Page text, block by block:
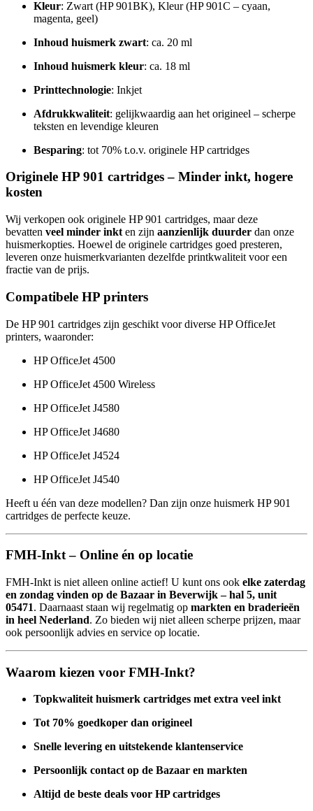
Kleur: Zwart (HP 901BK), Kleur (HP 901C – cyaan,
magenta, geel)
Inhoud huismerk zwart: ca. 20 ml
Inhoud huismerk kleur: ca. 18 ml
Printtechnologie: Inkjet
Afdrukkwaliteit: gelijkwaardig aan het origineel – scherpe
teksten en levendige kleuren
Besparing: tot 70% t.o.v. originele HP cartridges
Originele HP 901 cartridges – Minder inkt, hogere
kosten
Wij verkopen ook originele HP 901 cartridges, maar deze
bevatten veel minder inkt en zijn aanzienlijk duurder dan onze
huismerkopties. Hoewel de originele cartridges goed presteren,
leveren onze huismerkvarianten dezelfde printkwaliteit voor een
fractie van de prijs.
Compatibele HP printers
De HP 901 cartridges zijn geschikt voor diverse HP OfficeJet
printers, waaronder:
HP OfficeJet 4500
HP OfficeJet 4500 Wireless
HP OfficeJet J4580
HP OfficeJet J4680
HP OfficeJet J4524
HP OfficeJet J4540
Heeft u één van deze modellen? Dan zijn onze huismerk HP 901
cartridges de perfecte keuze.
FMH-Inkt – Online én op locatie
FMH-Inkt is niet alleen online actief! U kunt ons ook elke zaterdag
en zondag vinden op de Bazaar in Beverwijk – hal 5, unit
05471. Daarnaast staan wij regelmatig op markten en braderieën
in heel Nederland. Zo bieden wij niet alleen scherpe prijzen, maar
ook persoonlijk advies en service op locatie.
Waarom kiezen voor FMH-Inkt?
Topkwaliteit huismerk cartridges met extra veel inkt
Tot 70% goedkoper dan origineel
Snelle levering en uitstekende klantenservice
Persoonlijk contact op de Bazaar en markten
Altijd de beste deals voor HP cartridges